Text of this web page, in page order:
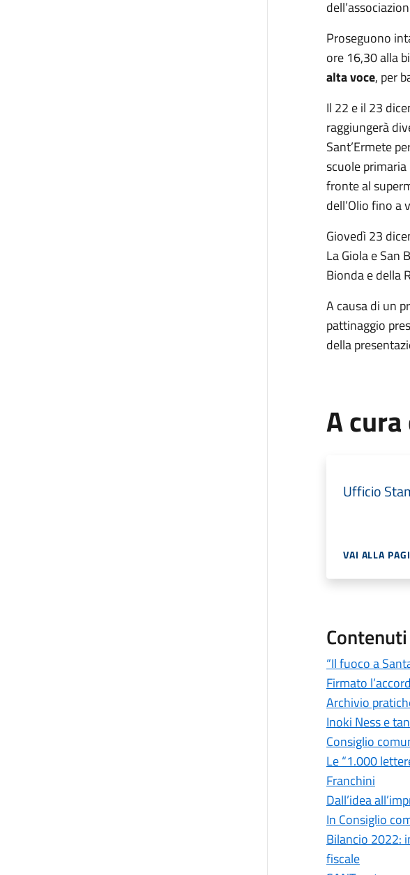
Proseguono
ore 16,30 alla
alta voce, per
Il 22 e il 23
raggiungerà
Sant’Ermete
scuole
fronte al
dell’Olio fino a
Giovedì 23
La Giola e San
Bionda e della
A causa di un
pattinaggio
della
A cura
Ufficio
VAI ALLA
“Il fuoco a
Firmato
Archivio
Inoki Ness e
Consiglio
Le “1.000
Franchini
Dall’idea
In Consiglio
Bilancio 2022:
fiscale